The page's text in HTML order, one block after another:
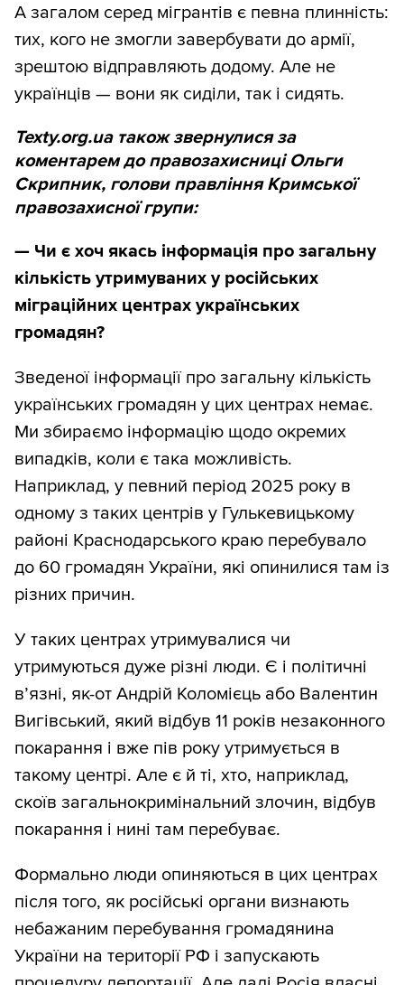
А загалом серед мігрантів є певна плинність:
тих, кого не змогли завербувати до армії,
зрештою відправляють додому. Але не
українців — вони як сиділи, так і сидять.
Texty.org.ua також звернулися за
коментарем до правозахисниці Ольги
Скрипник, голови правління Кримської
правозахисної групи:
— Чи є хоч якась інформація про загальну
кількість утримуваних у російських
міграційних центрах українських
громадян?
Зведеної інформації про загальну кількість
українських громадян у цих центрах немає.
Ми збираємо інформацію щодо окремих
випадків, коли є така можливість.
Наприклад, у певний період 2025 року в
одному з таких центрів у Гулькевицькому
районі Краснодарського краю перебувало
до 60 громадян України, які опинилися там із
різних причин.
У таких центрах утримувалися чи
утримуються дуже різні люди. Є і політичні
в’язні, як-от Андрій Коломієць або Валентин
Вигівський, який відбув 11 років незаконного
покарання і вже пів року утримується в
такому центрі. Але є й ті, хто, наприклад,
скоїв загальнокримінальний злочин, відбув
покарання і нині там перебуває.
Формально люди опиняються в цих центрах
після того, як російські органи визнають
небажаним перебування громадянина
України на території РФ і запускають